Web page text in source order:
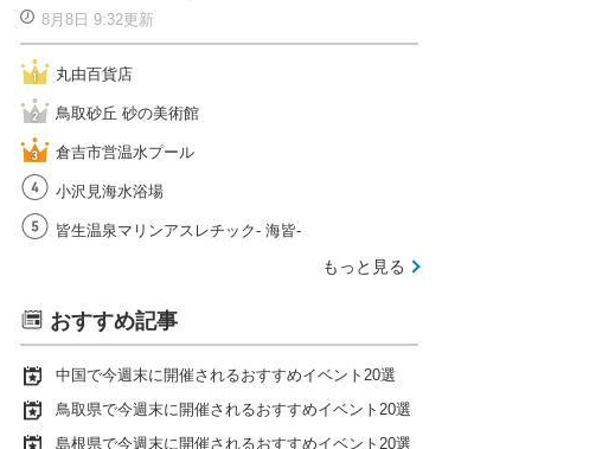
8月8日 9:32更新
丸由百貨店
鳥取砂丘 砂の美術館
倉吉市営温水プール
小沢見海水浴場
皆生温泉マリンアスレチック- 海皆-
もっと見る
おすすめ記事
中国で今週末に開催されるおすすめイベント20選
鳥取県で今週末に開催されるおすすめイベント20選
島根県で今週末に開催されるおすすめイベント20選